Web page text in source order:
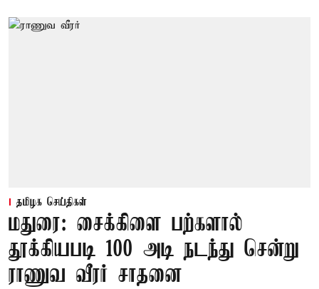
தமிழக செய்திகள்
மதுரை: சைக்கிளை பற்களால்
தூக்கியபடி 100 அடி நடந்து சென்று
ராணுவ வீரர் சாதனை